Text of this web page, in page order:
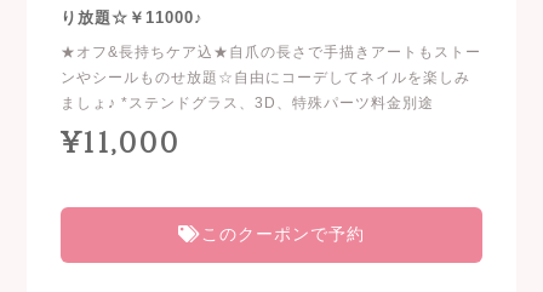
り放題☆￥11000♪
★オフ&長持ちケア込★自爪の長さで手描きアートもストー
ンやシールものせ放題☆自由にコーデしてネイルを楽しみ
ましょ♪ *ステンドグラス、3D、特殊パーツ料金別途
¥11,000
このクーポンで予約